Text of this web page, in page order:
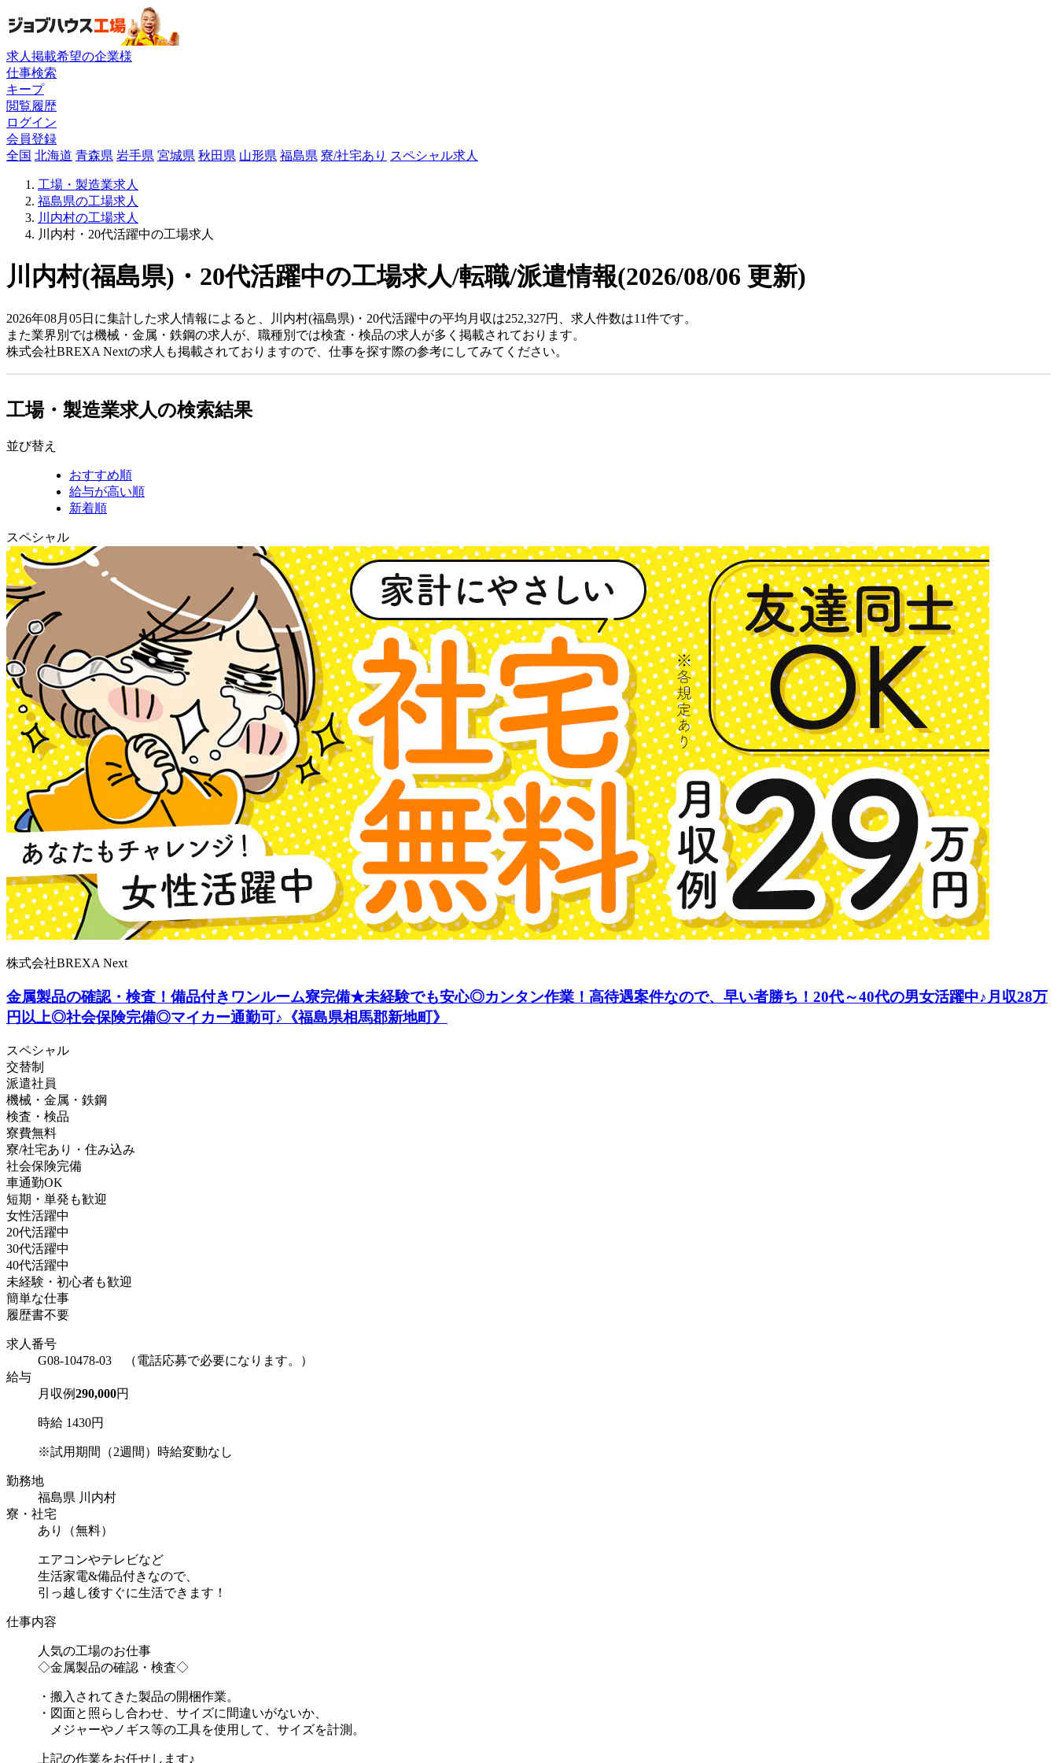
求人掲載希望の企業様
仕事検索
キープ
閲覧履歴
ログイン
会員登録
全国 北海道 青森県 岩手県 宮城県 秋田県 山形県 福島県 寮/社宅あり スペシャル求人
工場・製造業求人
福島県の工場求人
川内村の工場求人
川内村・20代活躍中の工場求人
川内村(福島県)・20代活躍中の工場求人/転職/派遣情報(2026/08/06 更新)
2026年08月05日に集計した求人情報によると、川内村(福島県)・20代活躍中の平均月収は252,327円、求人件数は11件です。
また業界別では機械・金属・鉄鋼の求人が、職種別では検査・検品の求人が多く掲載されております。
株式会社BREXA Nextの求人も掲載されておりますので、仕事を探す際の参考にしてみてください。
工場・製造業求人の検索結果
並び替え
おすすめ順
給与が高い順
新着順
スペシャル
株式会社BREXA Next
金属製品の確認・検査！備品付きワンルーム寮完備★未経験でも安心◎カンタン作業！高待遇案件なので、早い者勝ち！20代～40代の男女活躍中♪月収28万
円以上◎社会保険完備◎マイカー通勤可♪《福島県相馬郡新地町》
スペシャル
交替制
派遣社員
機械・金属・鉄鋼
検査・検品
寮費無料
寮/社宅あり・住み込み
社会保険完備
車通勤OK
短期・単発も歓迎
女性活躍中
20代活躍中
30代活躍中
40代活躍中
未経験・初心者も歓迎
簡単な仕事
履歴書不要
求人番号
G08-10478-03 （電話応募で必要になります。）
給与
月収例290,000円
時給 1430円
※試用期間（2週間）時給変動なし
勤務地
福島県 川内村
寮・社宅
あり（無料）
エアコンやテレビなど
生活家電&備品付きなので、
引っ越し後すぐに生活できます！
仕事内容
人気の工場のお仕事
◇金属製品の確認・検査◇
・搬入されてきた製品の開梱作業。
・図面と照らし合わせ、サイズに間違いがないか、
メジャーやノギス等の工具を使用して、サイズを計測。
上記の作業をお任せします♪